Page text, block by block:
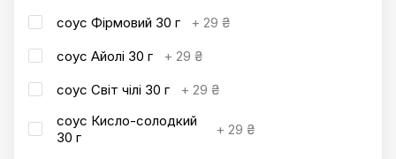
соус Фірмовий 30 г + 29 ₴
соус Айолі 30 г
+ 29 ₴
соус Світ чілі 30 г
+ 29 ₴
соус Кисло-солодкий
30 г
+ 29 ₴